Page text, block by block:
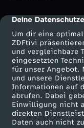
cmp-dialog-
Deine
Um dir eine
ZDFtivi
und vergleichbare
eingesetzten
für unser Angebot.
und unsere
Informationen auf
abrufen. Dabei
Einwilligung nicht
direkten
Daten auch nicht
Mehr ZDF
ZDF-Apps
Smart TV
ZDFtext